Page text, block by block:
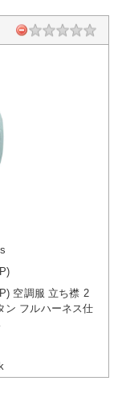
空調服 立ち襟 2
ン フルハーネス仕